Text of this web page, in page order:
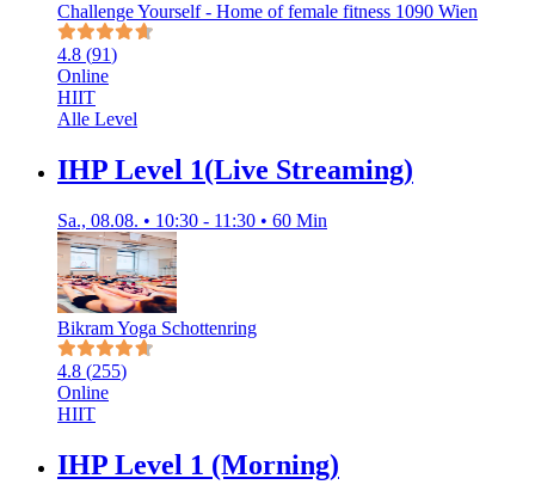
Challenge Yourself - Home of female fitness 1090 Wien
4.8 (91)
Online
HIIT
Alle Level
IHP Level 1(Live Streaming)
Sa., 08.08. • 10:30 - 11:30 • 60 Min
Bikram Yoga Schottenring
4.8 (255)
Online
HIIT
IHP Level 1 (Morning)